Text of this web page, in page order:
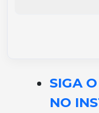
SIGA
NO